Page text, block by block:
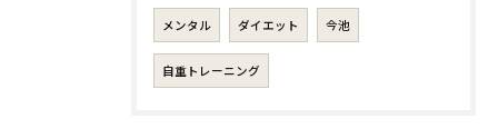
メンタル ダイエット 今池
自重トレーニング